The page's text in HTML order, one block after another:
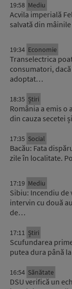
19:58 Mediu
Acvila imperială
salvată din
19:34 Economie
Transelectrica
consumatori,
adoptat…
18:35 Știri
România a emis o
din cauza secetei
17:35 Social
Bacău: Fata
zile în localitate.
17:19 Mediu
Sibiu: Incendiu de
intervin cu două
de…
17:11 Știri
Scufundarea
putea dura până
16:54 Sănătate
DSU verifică un